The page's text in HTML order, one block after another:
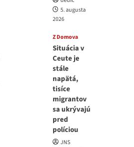
5. augusta
2026
Z Domova
Situácia v
Ceute je
stále
napätá,
tisíce
migrantov
sa ukrývajú
pred
políciou
JNS